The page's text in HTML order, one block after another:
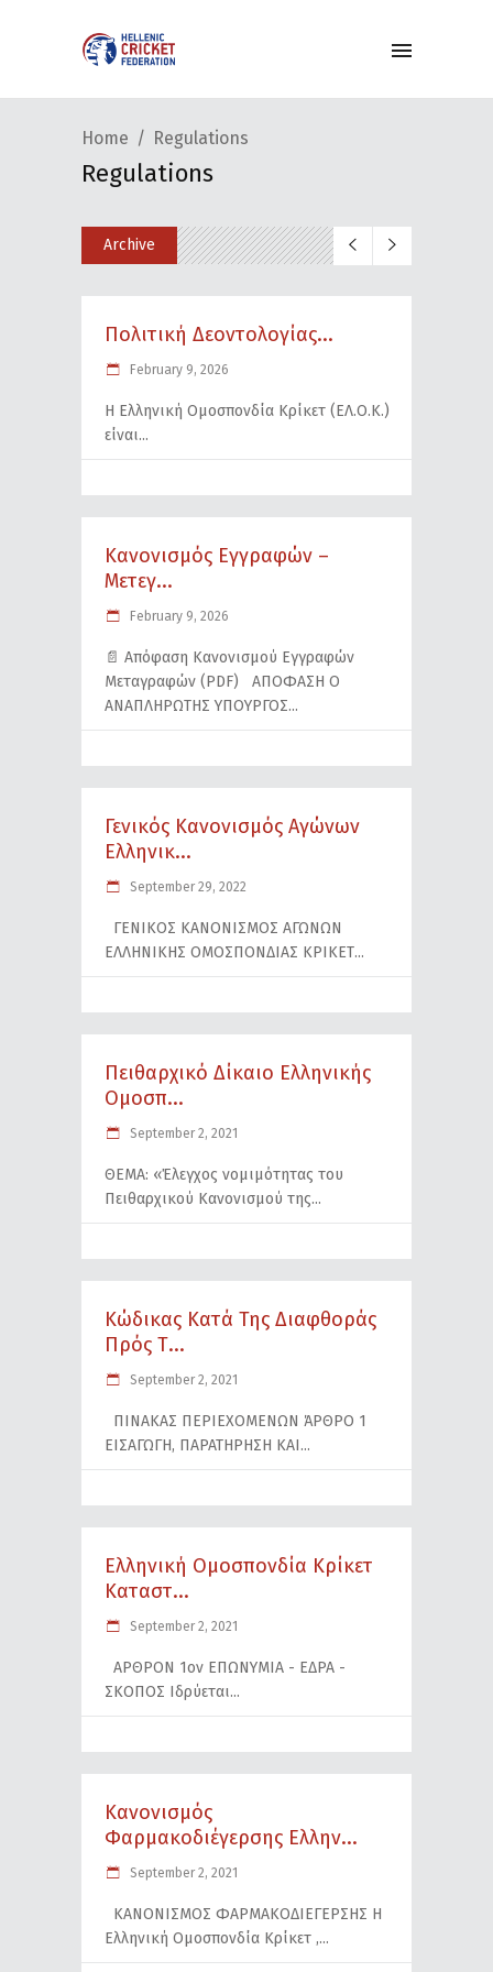
Home Regulations
Regulations
Archive
Πολιτική Δεοντολογίας...
February 9, 2026
Η Ελληνική Ομοσπονδία Κρίκετ (ΕΛ.Ο.Κ.)
είναι
Κανονισμός Εγγραφών –
Μετεγ...
February 9, 2026
📄 Απόφαση Κανονισμού Εγγραφών
Μεταγραφών (PDF) ΑΠΟΦΑΣΗ Ο
ΑΝΑΠΛΗΡΩΤΗΣ ΥΠΟΥΡΓΟΣ
Γενικός Κανονισμός Αγώνων
Ελληνικ...
September 29, 2022
ΓΕΝΙΚΟΣ ΚΑΝΟΝΙΣΜΟΣ ΑΓΩΝΩΝ
ΕΛΛΗΝΙΚΗΣ ΟΜΟΣΠΟΝΔΙΑΣ ΚΡΙΚΕΤ
Πειθαρχικό Δίκαιο Ελληνικής
Ομοσπ...
September 2, 2021
ΘΕΜΑ: «Έλεγχος νομιμότητας του
Πειθαρχικού Κανονισμού της
Κώδικας Κατά Της Διαφθοράς
Πρός Τ...
September 2, 2021
ΠΙΝΑΚΑΣ ΠΕΡΙΕΧΟΜΕΝΩΝ ΆΡΘΡΟ 1
ΕΙΣΑΓΩΓΗ, ΠΑΡΑΤΗΡΗΣΗ ΚΑΙ
Ελληνική Ομοσπονδία Κρίκετ
Καταστ...
September 2, 2021
ΑΡΘΡΟΝ 1ον ΕΠΩΝΥΜΙΑ - ΕΔΡΑ -
ΣΚΟΠΟΣ Ιδρύεται
Κανονισμός
Φαρμακοδιέγερσης Ελλην...
September 2, 2021
ΚΑΝΟΝΙΣΜΟΣ ΦΑΡΜΑΚΟΔΙΕΓΕΡΣΗΣ Η
Ελληνική Ομοσπονδία Κρίκετ ,